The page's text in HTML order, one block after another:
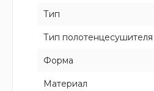
Тип
Тип полотенцесушителя
Форма
Материал